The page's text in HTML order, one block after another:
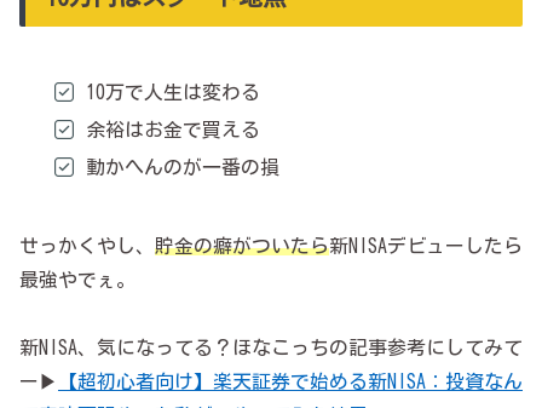
10万で人生は変わる
余裕はお金で買える
動かへんのが一番の損
せっかくやし、 貯金の癖がついたら新NISAデビューしたら
最強やでぇ。
新NISA、気になってる？ほなこっちの記事参考にしてみて
ー▶
【超初心者向け】楽天証券で始める新NISA：投資なん